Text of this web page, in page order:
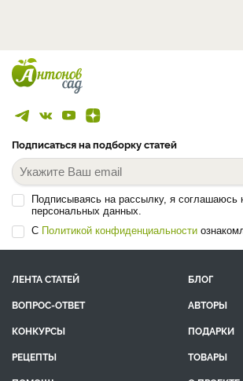
Подписаться на подборку статей
Подписываясь на рассылку, я соглашаюсь
персональных данных.
С Политикой конфиденциальности
ЛЕНТА СТАТЕЙ
БЛОГ
ВОПРОС-ОТВЕТ
АВТОРЫ
КОНКУРСЫ
ПОДАРКИ
РЕЦЕПТЫ
ТОВАРЫ